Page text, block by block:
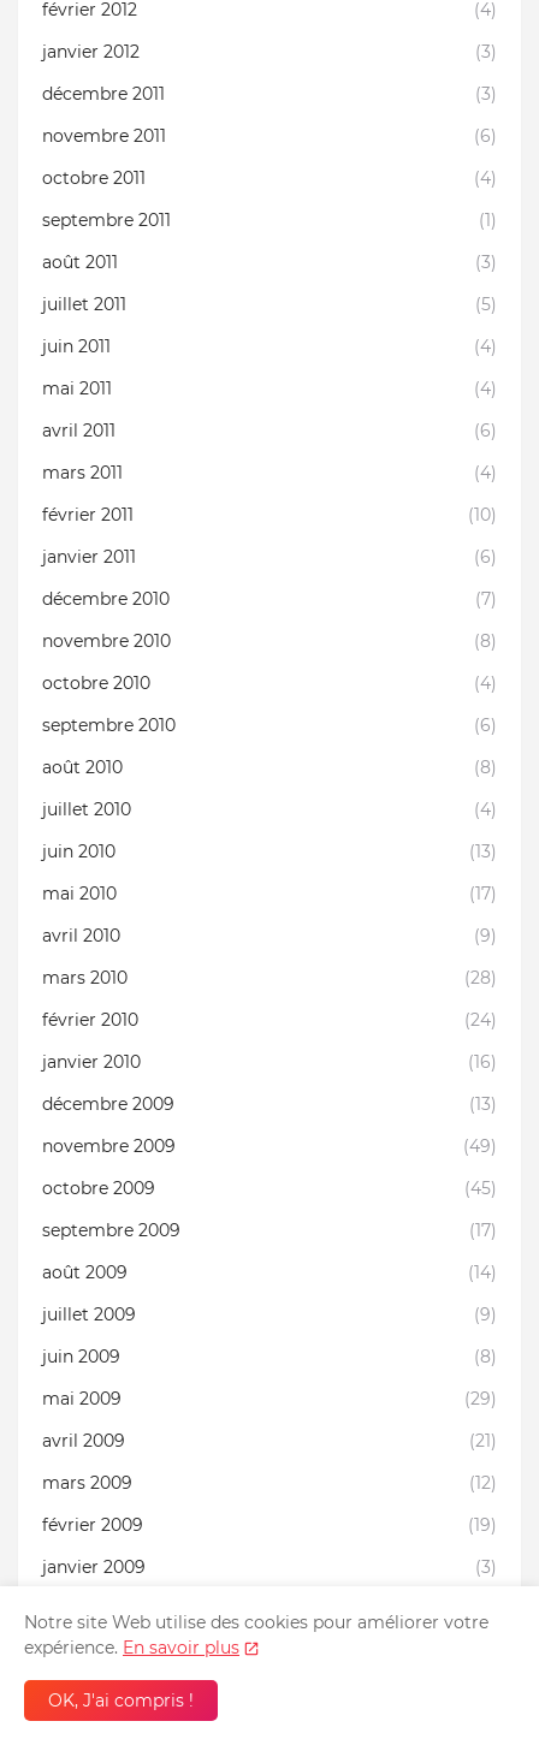
février 2012
(4)
janvier 2012
(3)
décembre 2011
(3)
novembre 2011
(6)
octobre 2011
(4)
septembre 2011
(1)
août 2011
(3)
juillet 2011
(5)
juin 2011
(4)
mai 2011
(4)
avril 2011
(6)
mars 2011
(4)
février 2011
(10)
janvier 2011
(6)
décembre 2010
(7)
novembre 2010
(8)
octobre 2010
(4)
septembre 2010
(6)
août 2010
(8)
juillet 2010
(4)
juin 2010
(13)
mai 2010
(17)
avril 2010
(9)
mars 2010
(28)
février 2010
(24)
janvier 2010
(16)
décembre 2009
(13)
novembre 2009
(49)
octobre 2009
(45)
septembre 2009
(17)
août 2009
(14)
juillet 2009
(9)
juin 2009
(8)
mai 2009
(29)
avril 2009
(21)
mars 2009
(12)
février 2009
(19)
janvier 2009
(3)
novembre 2008
octobre 2008
Notre site Web utilise des cookies pour améliorer votre
expérience. En savoir plus
OK, J'ai compris !